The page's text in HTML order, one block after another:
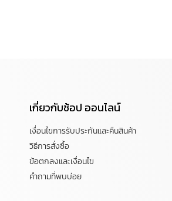
เกี่ยวกับช้อป ออนไลน์
เงื่อนไขการรับประกันและคืนสินค้า
วิธีการสั่งซื้อ
ข้อตกลงและเงื่อนไข
คำถามที่พบบ่อย